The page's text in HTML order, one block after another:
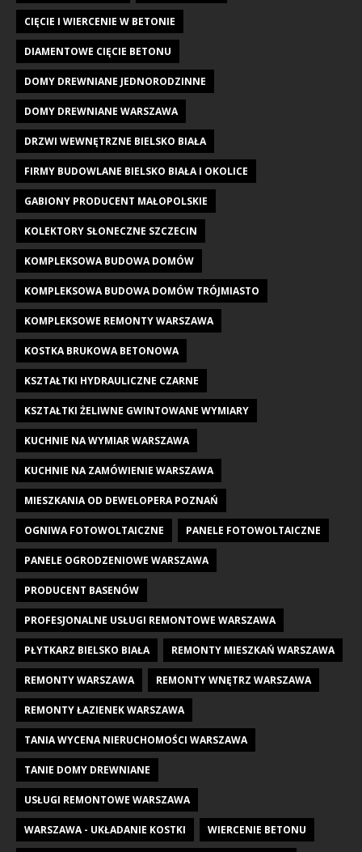
CIĘCIE I WIERCENIE W BETONIE
DIAMENTOWE CIĘCIE BETONU
DOMY DREWNIANE JEDNORODZINNE
DOMY DREWNIANE WARSZAWA
DRZWI WEWNĘTRZNE BIELSKO BIAŁA
FIRMY BUDOWLANE BIELSKO BIAŁA I OKOLICE
GABIONY PRODUCENT MAŁOPOLSKIE
KOLEKTORY SŁONECZNE SZCZECIN
KOMPLEKSOWA BUDOWA DOMÓW
KOMPLEKSOWA BUDOWA DOMÓW TRÓJMIASTO
KOMPLEKSOWE REMONTY WARSZAWA
KOSTKA BRUKOWA BETONOWA
KSZTAŁTKI HYDRAULICZNE CZARNE
KSZTAŁTKI ŻELIWNE GWINTOWANE WYMIARY
KUCHNIE NA WYMIAR WARSZAWA
KUCHNIE NA ZAMÓWIENIE WARSZAWA
MIESZKANIA OD DEWELOPERA POZNAŃ
OGNIWA FOTOWOLTAICZNE PANELE FOTOWOLTAICZNE
PANELE OGRODZENIOWE WARSZAWA
PRODUCENT BASENÓW
PROFESJONALNE USŁUGI REMONTOWE WARSZAWA
PŁYTKARZ BIELSKO BIAŁA REMONTY MIESZKAŃ WARSZAWA
REMONTY WARSZAWA REMONTY WNĘTRZ WARSZAWA
REMONTY ŁAZIENEK WARSZAWA
TANIA WYCENA NIERUCHOMOŚCI WARSZAWA
TANIE DOMY DREWNIANE
USŁUGI REMONTOWE WARSZAWA
WARSZAWA - UKŁADANIE KOSTKI WIERCENIE BETONU